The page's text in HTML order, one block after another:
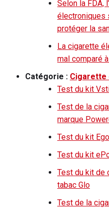
Selon la FDA,
électroniques
protéger la
La cigarette
mal comparé
Catégorie : Cigarette
Test du kit
Test de la
marque
Test du kit
Test du kit
Test du kit de
tabac Glo
Test de la